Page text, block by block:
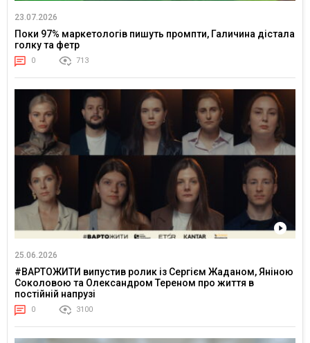
23.07.2026
Поки 97% маркетологів пишуть промпти, Галичина дістала
голку та фетр
0 713
25.06.2026
#ВАРТОЖИТИ випустив ролик із Сергієм Жаданом, Яніною
Соколовою та Олександром Тереном про життя в
постійній напрузі
0 3100